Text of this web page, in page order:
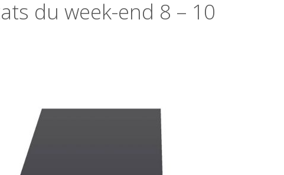
du week-end 8 – 10
on devait miser sur notre vitesse et notre
les consignes qu’on tente de mettre en